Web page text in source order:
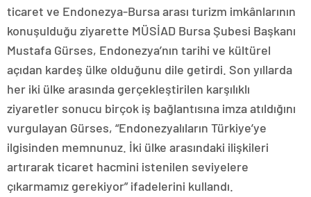
ticaret ve Endonezya-Bursa arası turizm imkânlarının
konuşulduğu ziyarette MÜSİAD Bursa Şubesi Başkanı
Mustafa Gürses, Endonezya’nın tarihi ve kültürel
açıdan kardeş ülke olduğunu dile getirdi. Son yıllarda
her iki ülke arasında gerçekleştirilen karşılıklı
ziyaretler sonucu birçok iş bağlantısına imza atıldığını
vurgulayan Gürses, “Endonezyalıların Türkiye’ye
ilgisinden memnunuz. İki ülke arasındaki ilişkileri
artırarak ticaret hacmini istenilen seviyelere
çıkarmamız gerekiyor” ifadelerini kullandı.